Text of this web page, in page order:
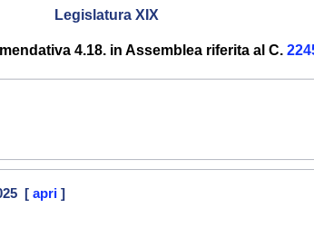
Legislatura XIX
4.18. in Assemblea riferita al C.
[ apri ]